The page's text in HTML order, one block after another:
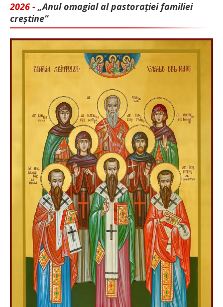
2026 - „Anul omagial al pastorației familiei
creștine”